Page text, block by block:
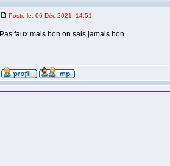
Posté le: 06 Déc 2021, 14:51
Pas faux mais bon on sais jamais bon